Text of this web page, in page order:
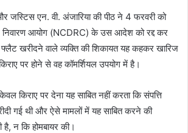
जस्टिस एन. वी. अंजारिया की पीठ ने 4 फरवरी को
निवारण आयोग (NCDRC) के उस आदेश को रद्द कर
खरीदने वाले व्यक्ति की शिकायत यह कहकर खारिज
पर होने से वह कॉमर्शियल उपयोग में है।
किराए पर देना यह साबित नहीं करता कि संपत्ति
गई थी और ऐसे मामलों में यह साबित करने की
है, न कि होमबायर की।